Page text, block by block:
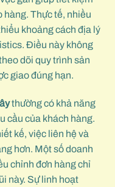
hàng. Thực tế, nhiều
khoảng cách địa lý
Điều này không
dõi quy trình sản
giao đúng hạn.
thường có khả năng
cầu của khách hàng.
kế, việc liên hệ và
hơn. Một số doanh
chỉnh đơn hàng chỉ
này. Sự linh hoạt